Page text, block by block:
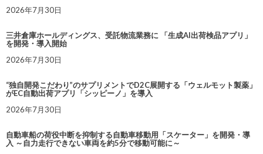
2026年7月30日
三井倉庫ホールディングス、受託物流業務に 「生成AI出荷検品アプリ」
を開発・導入開始
2026年7月30日
“独自開発こだわり”のサプリメントでD2C展開する「ウェルモット製薬」
がEC自動出荷アプリ「シッピーノ」を導入
2026年7月30日
自動車船の荷役中断を抑制する自動車移動用「スケーター」を開発・導
入 ～自力走行できない車両を約5分で移動可能に～